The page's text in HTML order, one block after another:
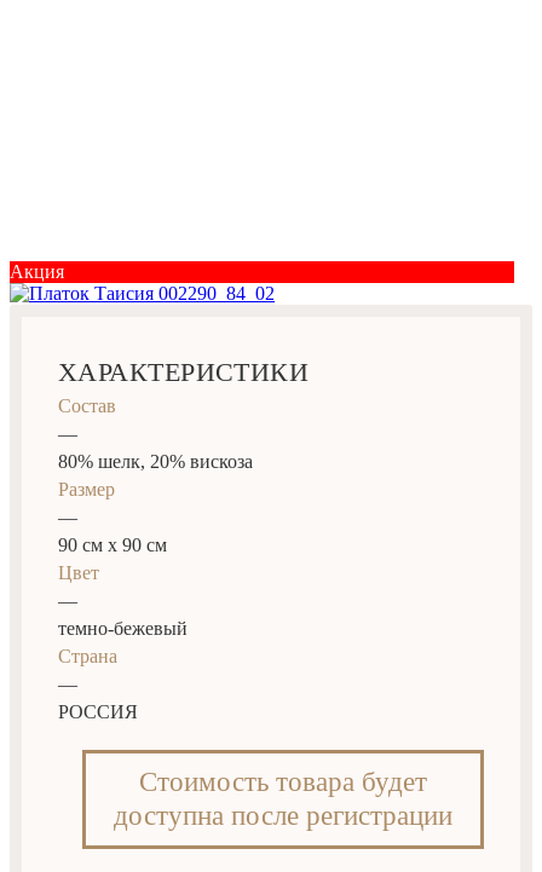
Акция
ХАРАКТЕРИСТИКИ
Состав
—
80% шелк, 20% вискоза
Размер
—
90 см х 90 см
Цвет
—
темно-бежевый
Страна
—
РОССИЯ
Стоимость товара будет
доступна после регистрации